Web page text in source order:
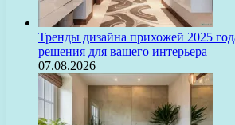
Тренды дизайна прихожей 2025
решения для вашего интерьера
07.08.2026